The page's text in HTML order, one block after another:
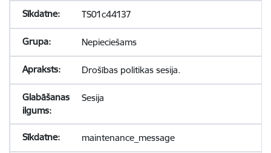
TS01c44137
Nepieciešams
Drošības politikas sesija.
Sesija
maintenance_message